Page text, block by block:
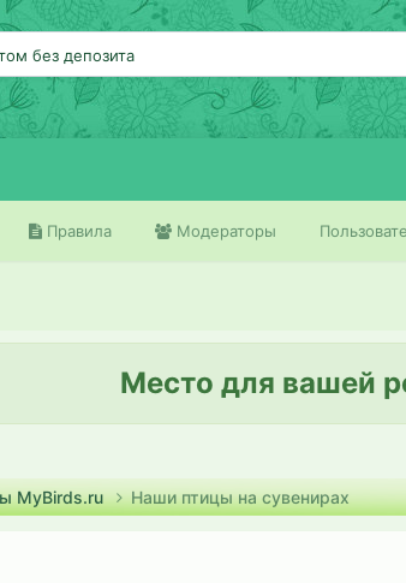
без депозита
Правила Модераторы
Место для вашей
MyBirds.ru Наши птицы на сувенирах